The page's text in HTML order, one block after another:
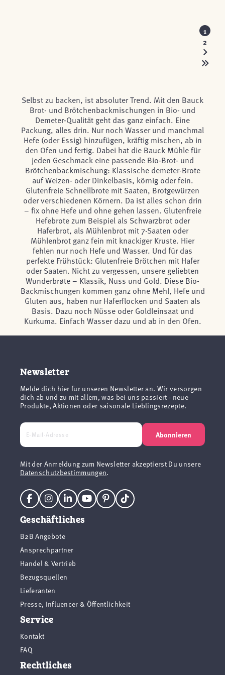
1
2
Selbst zu backen, ist absoluter Trend. Mit den Bauck
Brot- und Brötchenbackmischungen in Bio- und
Demeter-Qualität geht das ganz einfach. Eine
Packung, alles drin. Nur noch Wasser und manchmal
Hefe (oder Essig) hinzufügen, kräftig mischen, ab in
den Ofen und fertig. Dabei hat die Bauck Mühle für
jeden Geschmack eine passende Bio-Brot- und
Brötchenbackmischung: Klassische demeter-Brote
auf Weizen- oder Dinkelbasis, körnig oder fein.
Glutenfreie Schnellbrote mit Saaten, Brotgewürzen
oder verschiedenen Körnern. Da ist alles schon drin
– fix ohne Hefe und ohne gehen lassen. Glutenfreie
Hefebrote zum Beispiel als Schwarzbrot oder
Haferbrot, als Mühlenbrot mit 7-Saaten oder
Mühlenbrot ganz fein mit knackiger Kruste. Hier
fehlen nur noch Hefe und Wasser. Und für das
perfekte Frühstück: Glutenfreie Brötchen mit Hafer
oder Saaten. Nicht zu vergessen, unsere geliebten
Wunderbrøte – Klassik, Nuss und Gold. Diese Bio-
Backmischungen kommen ganz ohne Mehl, Hefe und
Gluten aus, haben nur Haferflocken und Saaten als
Basis. Dazu noch Nüsse oder Goldleinsaat und
Kurkuma. Einfach Wasser dazu und ab in den Ofen.
Newsletter
Melde dich hier für unseren Newsletter an. Wir versorgen
dich ab und zu mit allem, was bei uns passiert - neue
Produkte, Aktionen oder saisonale Lieblingsrezepte.
Abonnieren
Mit der Anmeldung zum Newsletter akzeptierst Du unsere
Datenschutzbestimmungen.
Geschäftliches
B2B Angebote
Ansprechpartner
Handel & Vertrieb
Bezugsquellen
Lieferanten
Presse, Influencer & Öffentlichkeit
Service
Kontakt
FAQ
Rechtliches